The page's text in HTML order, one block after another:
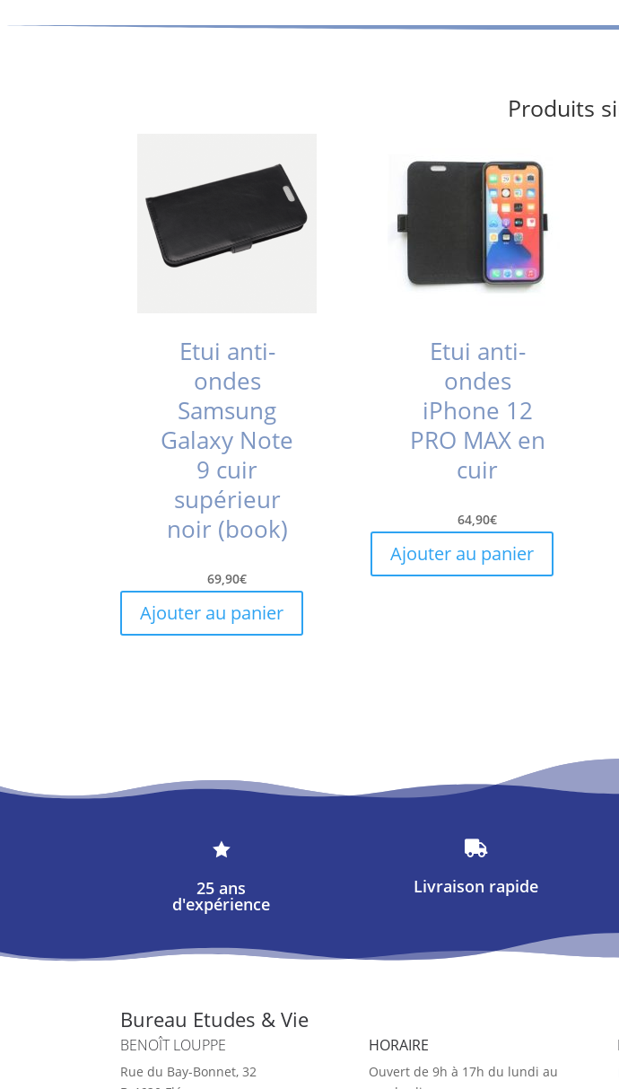
Produits
Etui anti-
ondes
Samsung
Galaxy Note
9 cuir
supérieur
noir (book)
69,90€
Ajouter au panier
Etui anti-
ondes
iPhone 12
PRO MAX en
cuir
64,90€
Ajouter au panier

25 ans
d'expérience

Livraison rapide
Bureau Etudes & Vie
BENOÎT LOUPPE
Rue du Bay-Bonnet, 32
HORAIRE
Ouvert de 9h à 17h du lundi au